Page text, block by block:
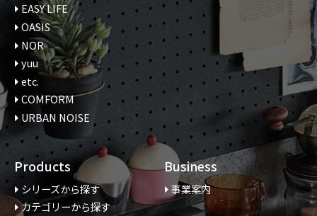
EASY LIFE
OASIS
NOR
yuu
etc.
COMFORM
URBAN NOISE
Products
シリーズから探す
カテゴリーから探す
Business
事業案内